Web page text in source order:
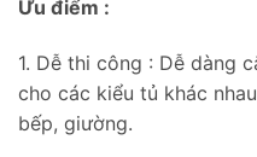
Ưu điểm :
1. Dễ thi công : Dễ dàng
cho các kiểu tủ khác
bếp, giường.